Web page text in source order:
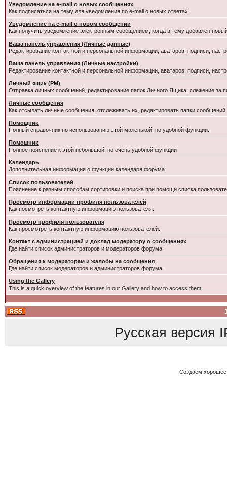
Уведомление на e-mail о новых сообщениях
Как подписаться на тему для уведомления по e-mail о новых ответах.
Уведомление на е-mail о новом сообщении
Как получить уведомление электронным сообщением, когда в тему добавлен
Ваша панель управления (Личные данные)
Редактирование контактной и персональной информации, аватаров, подписи,
Ваша панель управления (Личные настройки)
Редактирование контактной и персональной информации, аватаров, подписи,
Личный ящик (PM)
Отправка личных сообщений, редактирование папок Личного Ящика, слежение за
Личные сообщения
Как отсылать личные сообщения, отслеживать их, редактировать папки
Помощник
Полный справочник по использованию этой маленькой, но удобной функции.
Помошник
Полное пояснение к этой небольшой, но очень удобной функции
Календарь
Дополнительная информация о функции календаря форума.
Список пользователей
Пояснение к разным способам сортировки и поиска при помощи списка
Просмотр информации профиля пользователей
Как посмотреть контактную информацию пользователя.
Просмотр профиля пользователя
Как просмотреть контактную информацию пользователей.
Контакт с администрацией и доклад модератору о сообщениях
Где найти список администраторов и модераторов форума.
Обращения к модераторам и жалобы на сообщения
Где найти список модераторов и администраторов форума.
Using the Gallery
This is a quick overview of the features in our Gallery and how to access them.
Русская версия
Создаем